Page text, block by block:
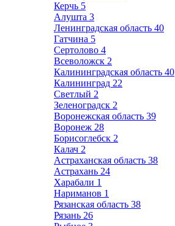
Керчь 5
Алушта 3
Ленинградская область 40
Гатчина 5
Сертолово 4
Всеволожск 2
Калининградская область 40
Калининград 22
Светлый 2
Зеленоградск 2
Воронежская область 39
Воронеж 28
Борисоглебск 2
Калач 2
Астраханская область 38
Астрахань 24
Харабали 1
Нариманов 1
Рязанская область 38
Рязань 26